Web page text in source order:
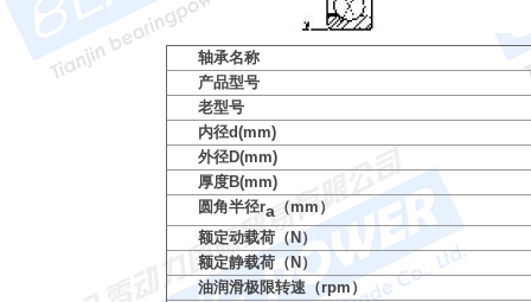
轴承名称
产品型号
老型号
内径d(mm)
外径D(mm)
厚度B(mm)
圆角半径ra （mm）
额定动载荷（N）
额定静载荷（N）
油润滑极限转速（rpm）